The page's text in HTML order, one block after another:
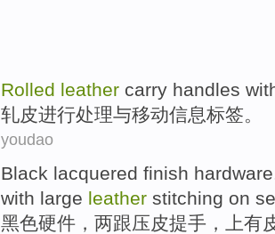
Rolled leather carry handles
轧皮进行处理与移动信息标签。
youdao
Black lacquered finish hardware
with large leather stitching on
黑色硬件 ， 两跟压皮提手 ， 上有